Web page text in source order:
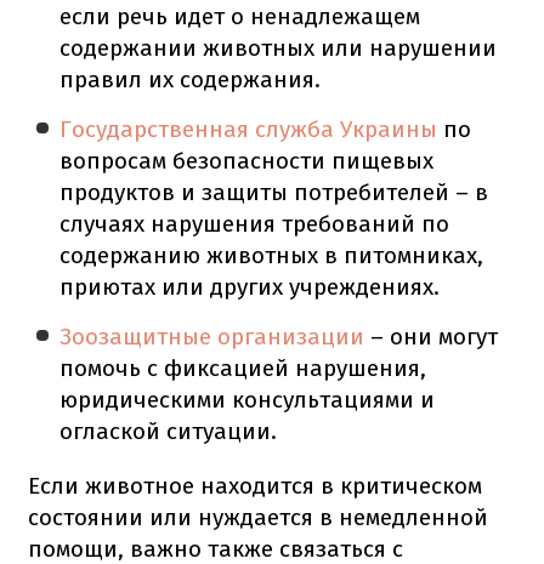
если речь идет о ненадлежащем
содержании животных или нарушении
правил их содержания.
Государственная служба Украины по
вопросам безопасности пищевых
продуктов и защиты потребителей – в
случаях нарушения требований по
содержанию животных в питомниках,
приютах или других учреждениях.
Зоозащитные организации – они могут
помочь с фиксацией нарушения,
юридическими консультациями и
оглаской ситуации.
Если животное находится в критическом
состоянии или нуждается в немедленной
помощи, важно также связаться с